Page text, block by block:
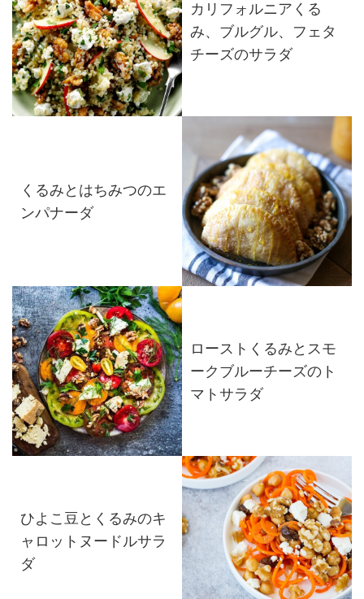
カリフォルニアくる
み、ブルグル、フェタ
チーズのサラダ
くるみとはちみつのエ
ンパナーダ
ローストくるみとスモ
ークブルーチーズのト
マトサラダ
ひよこ豆とくるみのキ
ャロットヌードルサラ
ダ